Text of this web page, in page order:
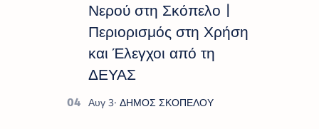
Νερού στη Σκόπελο |
Περιορισμός στη Χρήση
και Έλεγχοι από τη
ΔΕΥΑΣ